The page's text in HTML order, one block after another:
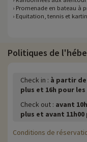
› Promenade en bateau à
› Equitation, tennis et
Politiques de
Check in : à partir de
plus et 16h pour
Check out : avant
plus et avant
Conditions de